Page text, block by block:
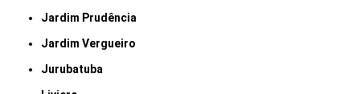
Jardim Prudência
Jardim Vergueiro
Jurubatuba